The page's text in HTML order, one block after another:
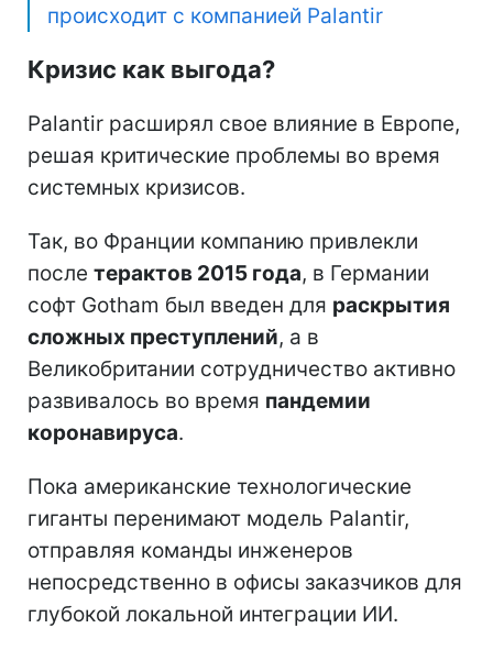
происходит с компанией Palantir
Кризис как выгода?
Palantir расширял свое влияние в Европе,
решая критические проблемы во время
системных кризисов.
Так, во Франции компанию привлекли
после терактов 2015 года, в Германии
софт Gotham был введен для раскрытия
сложных преступлений, а в
Великобритании сотрудничество активно
развивалось во время пандемии
коронавируса.
Пока американские технологические
гиганты перенимают модель Palantir,
отправляя команды инженеров
непосредственно в офисы заказчиков для
глубокой локальной интеграции ИИ.